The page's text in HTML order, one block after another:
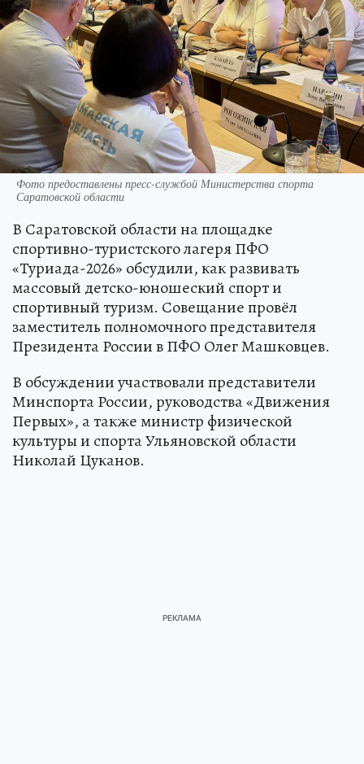
Фото предоставлены пресс-службой Министерства спорта
Саратовской области
В Саратовской области на площадке
спортивно-туристского лагеря ПФО
«Туриада-2026» обсудили, как развивать
массовый детско-юношеский спорт и
спортивный туризм. Совещание провёл
заместитель полномочного представителя
Президента России в ПФО Олег Машковцев.
В обсуждении участвовали представители
Минспорта России, руководства «Движения
Первых», а также министр физической
культуры и спорта Ульяновской области
Николай Цуканов.